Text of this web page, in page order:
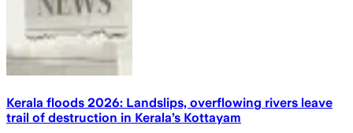
Kerala floods 2026: Landslips, overflowing rivers leave
trail of destruction in Kerala’s Kottayam